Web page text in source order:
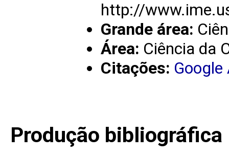
http://
Grande área:
Área: Ciência da
Citações:
Produção bibliográfica